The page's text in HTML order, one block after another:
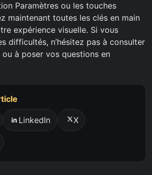
Paramètres ou les touches
maintenant toutes les clés en main
expérience visuelle. Si vous
difficultés, n’hésitez pas à consulter
à poser vos questions en
LinkedIn X